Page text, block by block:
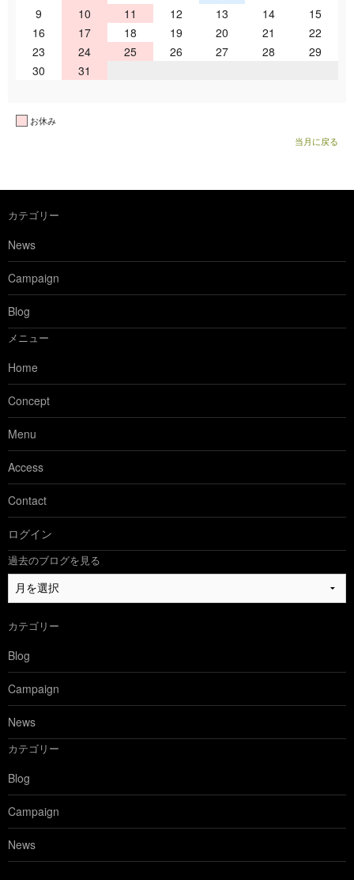
9
10 11 12 13 14
15
16
17 18 19 20 21
22
23
24 25 26 27 28
29
30
31
お休み
当月に戻る
カテゴリー
News
Campaign
Blog
メニュー
Home
Concept
Menu
Access
Contact
ログイン
過去のブログを見る
過
去
ブ
ロ
グ
を
見
る
カテゴリー
Blog
Campaign
News
カテゴリー
Blog
Campaign
News